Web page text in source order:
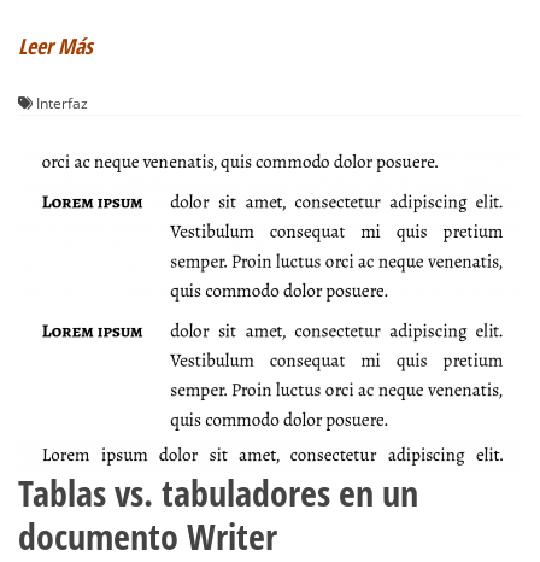
Leer Más
Interfaz
Tablas vs. tabuladores en un
documento Writer